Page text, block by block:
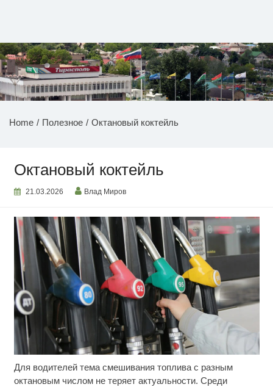
НОВОСТИ ПРИДНЕСТРОВЬЯ
Home Полезное Октановый коктейль
Октановый коктейль
21.03.2026 Влад Миров
Для водителей тема смешивания топлива с разным
октановым числом не теряет актуальности. Среди
Скрытая камера на пляже Крыма: Что люди
вытворяют, когда их не видят...